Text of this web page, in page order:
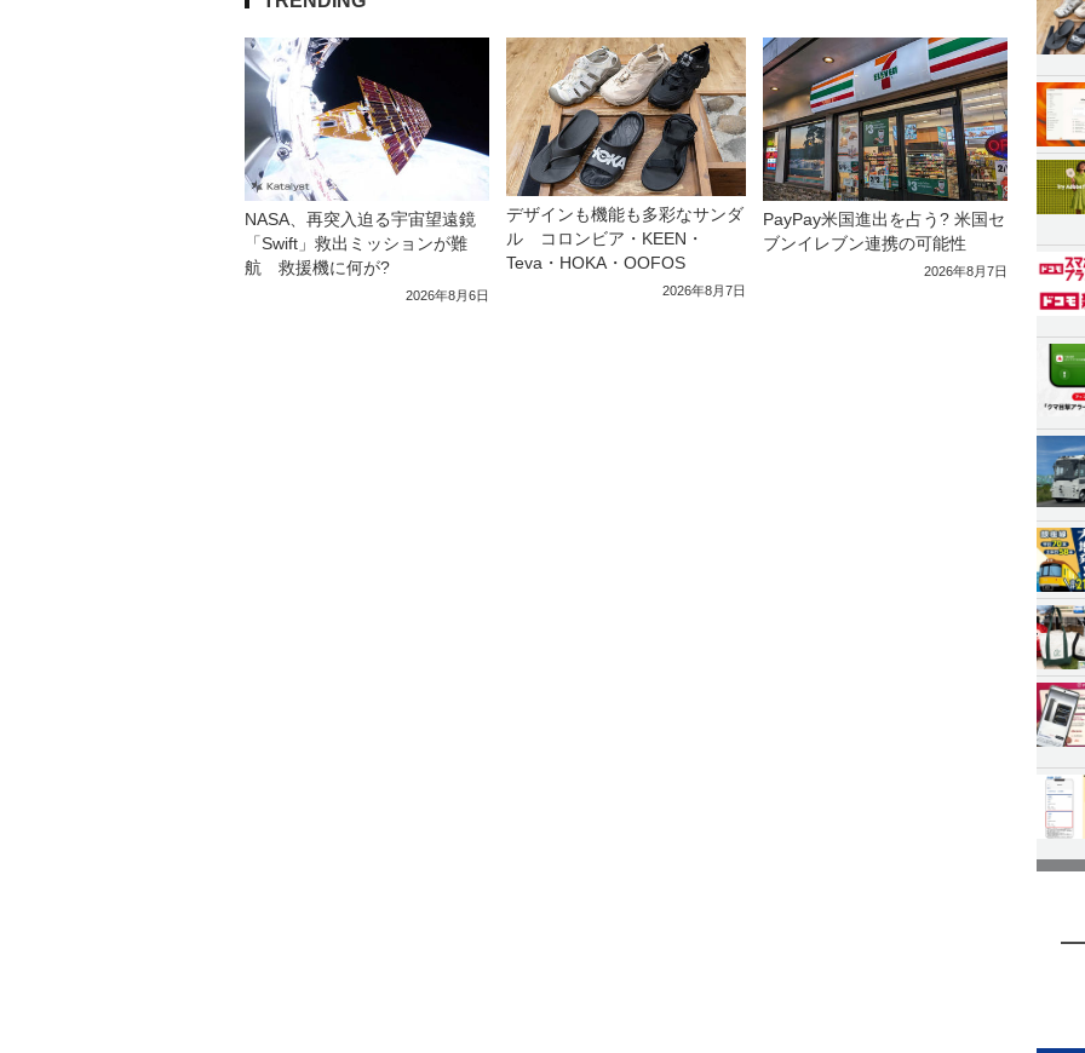
NASA、再突入迫る宇宙望遠鏡
「Swift」救出ミッションが難
航 救援機に何が?
2026年8月6日
デザインも機能も多彩なサンダ
ル コロンビア・KEEN・
Teva・HOKA・OOFOS
2026年8月7日
PayPay米国進出を占う? 米国セ
ブンイレブン連携の可能性
2026年8月7日